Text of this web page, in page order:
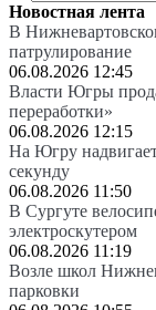
Новостная лента
В
патрулирование
06.08.2026 12:45
Власти Югры
переработки»
06.08.2026 12:15
На Югру
секунду
06.08.2026 11:50
В Сургуте
электроскутером
06.08.2026 11:19
Возле школ
парковки